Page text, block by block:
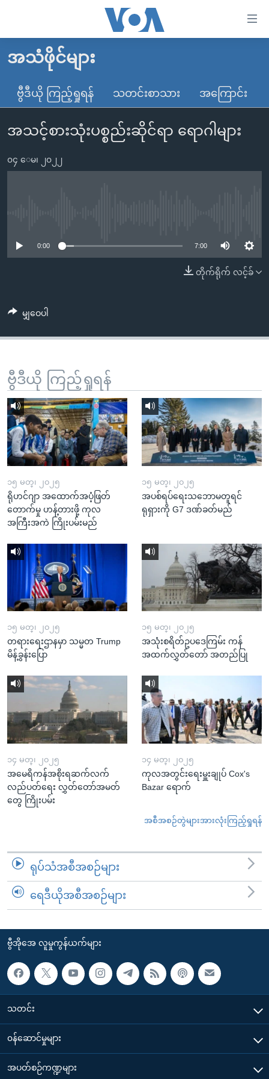
လွယ်ကူ
သည့်
များ
ပင်မ
ပင်မ
စာမျက်နှာ
ကျော်
ရန်
ရှာဖွေ
ရန်
နေရာ
သို့
ကျော်
ရန်
မူလစာမျက်နှာ
မြန်မာ
ကမ္ဘာ့သတင်းများ
နိုင်ငံတကာ
တရုတ်
ဗွီဒီယို
ရပ်ဝန်းတခု လမ်းတခု အလွန်
ရုပ်ရှင်ထဲက အင်္ဂလိပ်စာ
တီဗွီ
ရေဒီယို/တီဗွီအစီအစဉ်
ဗွီအိုအေ လူမှုကွန်ယက်များ
ဘာသာစကားများ
အသံဖိုင်များ
ဗွီဒီယို ကြည့်ရှုရန် သတင်းစာသား အကြောင်း
အသင့်စားသုံးပစ္စည်းဆိုင်ရာ ရောဂါများ
၀၄ ေမ၊ ၂၀၂၂
0:00 7:00
တိုက်ရိုက် လင့်ခ်
မျှဝေပါ
ဗွီဒီယို ကြည့်ရှုရန်
၁၅ မတ္၊ ၂၀၂၅
ရိုဟင်ဂျာ အထောက်အပံ့ဖြတ်
တောက်မှု ဟန့်တားဖို့ ကုလ
အကြီးအကဲ ကြိုးပမ်းမည်
၁၅ မတ္၊ ၂၀၂၅
အပစ်ရပ်ရေးသဘောမတူရင်
ရုရှားကို G7 ဒဏ်ခတ်မည်
၁၅ မတ္၊ ၂၀၂၅
တရားရေးဌာနမှာ သမ္မတ Trump
မိန့်ခွန်းပြော
၁၅ မတ္၊ ၂၀၂၅
အသုံးစရိတ်ဥပဒေကြမ်း ကန်
အထက်လွှတ်တော် အတည်ပြု
၁၄ မတ္၊ ၂၀၂၅
အမေရိကန်အစိုးရဆက်လက်
လည်ပတ်ရေး လွှတ်တော်အမတ်
တွေ ကြိုးပမ်း
၁၄ မတ္၊ ၂၀၂၅
ကုလအတွင်းရေးမှူးချုပ် Cox's
Bazar ရောက်
အစီအစဉ်တွဲများအားလုံးကြည့်ရှုရန်
ရုပ်သံအစီအစဉ်များ
ရေဒီယိုအစီအစဉ်များ
ဗွီအိုအေ လူမှုကွန်ယက်များ
သတင်း
၀န်ဆောင်မှုများ
အပတ်စဉ်ကဏ္ဍများ